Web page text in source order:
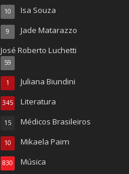
Isa Souza
10
Jade Matarazzo
9
José Roberto Luchetti
59
Juliana Biundini
1
Literatura
345
Médicos Brasileiros
15
Mikaela Paim
10
Música
830